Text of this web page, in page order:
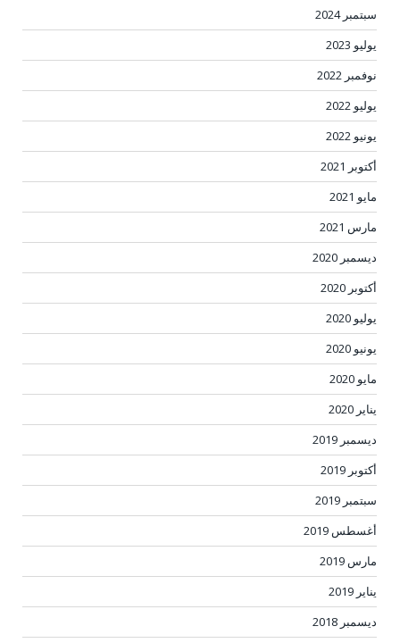
سبتمبر 2024
يوليو 2023
نوفمبر 2022
يوليو 2022
يونيو 2022
أكتوبر 2021
مايو 2021
مارس 2021
ديسمبر 2020
أكتوبر 2020
يوليو 2020
يونيو 2020
مايو 2020
يناير 2020
ديسمبر 2019
أكتوبر 2019
سبتمبر 2019
أغسطس 2019
مارس 2019
يناير 2019
ديسمبر 2018